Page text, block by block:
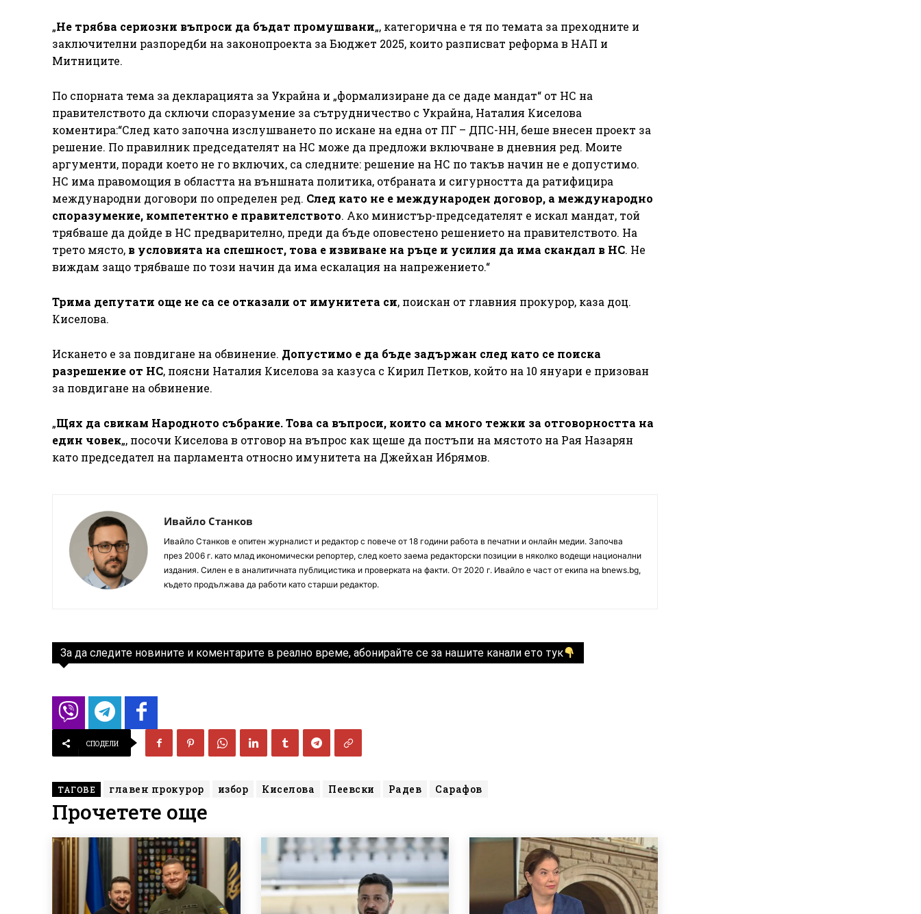
„Не трябва сериозни въпроси да бъдат промушвани„, категорична е тя по темата за преходните и
заключителни разпоредби на законопроекта за Бюджет 2025, които разписват реформа в НАП и
Митниците.
По спорната тема за декларацията за Украйна и „формализиране да се даде мандат“ от НС на
правителството да сключи споразумение за сътрудничество с Украйна, Наталия Киселова
коментира:“След като започна изслушването по искане на една от ПГ – ДПС-НН, беше внесен проект за
решение. По правилник председателят на НС може да предложи включване в дневния ред. Моите
аргументи, поради което не го включих, са следните: решение на НС по такъв начин не е допустимо.
НС има правомощия в областта на външната политика, отбраната и сигурността да ратифицира
международни договори по определен ред. След като не е международен договор, а международно
споразумение, компетентно е правителството. Ако министър-председателят е искал мандат, той
трябваше да дойде в НС предварително, преди да бъде оповестено решението на правителството. На
трето място, в условията на спешност, това е извиване на ръце и усилия да има скандал в НС. Не
виждам защо трябваше по този начин да има ескалация на напрежението.“
Трима депутати още не са се отказали от имунитета си, поискан от главния прокурор, каза доц.
Киселова.
Искането е за повдигане на обвинение. Допустимо е да бъде задържан след като се поиска
разрешение от НС, поясни Наталия Киселова за казуса с Кирил Петков, който на 10 януари е призован
за повдигане на обвинение.
„Щях да свикам Народното събрание. Това са въпроси, които са много тежки за отговорността на
един човек„, посочи Киселова в отговор на въпрос как щеше да постъпи на мястото на Рая Назарян
като председател на парламента относно имунитета на Джейхан Ибрямов.
Ивайло Станков
Ивайло Станков е опитен журналист и редактор с повече от 18 години работа в печатни и онлайн медии. Започва
през 2006 г. като млад икономически репортер, след което заема редакторски позиции в няколко водещи национални
издания. Силен е в аналитичната публицистика и проверката на факти. От 2020 г. Ивайло е част от екипа на bnews.bg,
където продължава да работи като старши редактор.
За да следите новините и коментарите в реално време, абонирайте се за нашите канали ето тук
СПОДЕЛИ
ТАГОВЕ главен прокурор избор Киселова Пеевски Радев Сарафов
Прочетете още